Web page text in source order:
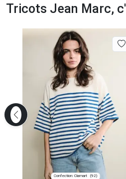
Tricots Jean Marc,
Confection: Clamart (92)